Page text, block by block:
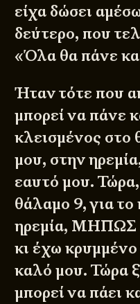
είχα δώσει
δεύτερο, που
«Όλα θα πάνε
Ήταν τότε που
μπορεί να πάνε
κλεισμένος στο
μου, στην
εαυτό μου.
θάλαμο 9, για
ηρεμία, ΜΗΠΩΣ
κι έχω κρυμμένο
καλό μου. Τώρα
μπορεί να πάει